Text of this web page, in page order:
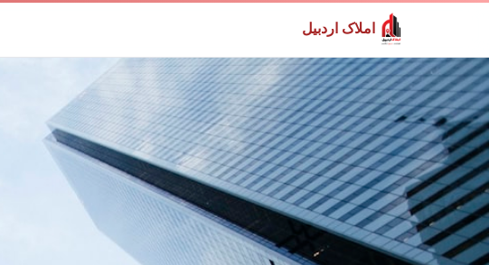
املاک اردبیل